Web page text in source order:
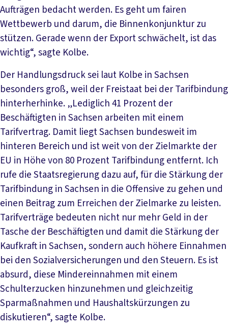
Aufträgen bedacht werden. Es geht um fairen
Wettbewerb und darum, die Binnenkonjunktur zu
stützen. Gerade wenn der Export schwächelt, ist das
wichtig“, sagte Kolbe.
Der Handlungsdruck sei laut Kolbe in Sachsen
besonders groß, weil der Freistaat bei der Tarifbindung
hinterherhinke. „Lediglich 41 Prozent der
Beschäftigten in Sachsen arbeiten mit einem
Tarifvertrag. Damit liegt Sachsen bundesweit im
hinteren Bereich und ist weit von der Zielmarkte der
EU in Höhe von 80 Prozent Tarifbindung entfernt. Ich
rufe die Staatsregierung dazu auf, für die Stärkung der
Tarifbindung in Sachsen in die Offensive zu gehen und
einen Beitrag zum Erreichen der Zielmarke zu leisten.
Tarifverträge bedeuten nicht nur mehr Geld in der
Tasche der Beschäftigten und damit die Stärkung der
Kaufkraft in Sachsen, sondern auch höhere Einnahmen
bei den Sozialversicherungen und den Steuern. Es ist
absurd, diese Mindereinnahmen mit einem
Schulterzucken hinzunehmen und gleichzeitig
Sparmaßnahmen und Haushaltskürzungen zu
diskutieren“, sagte Kolbe.